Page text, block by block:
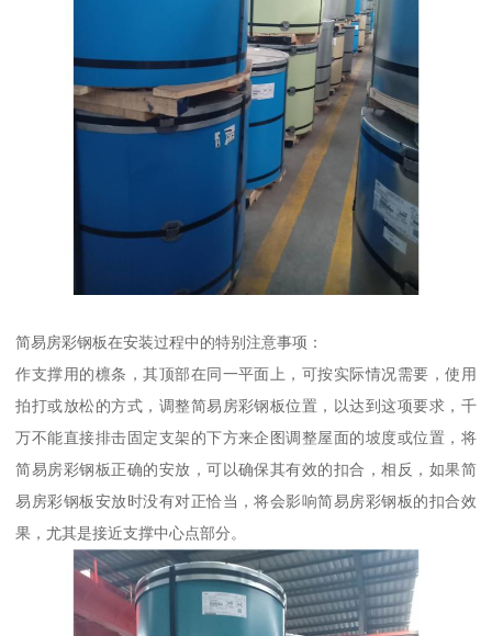
简易房彩钢板在安装过程中的特别注意事项：
作支撑用的檩条，其顶部在同一平面上，可按实际情况需要，使用
拍打或放松的方式，调整简易房彩钢板位置，以达到这项要求，千
万不能直接排击固定支架的下方来企图调整屋面的坡度或位置，将
简易房彩钢板正确的安放，可以确保其有效的扣合，相反，如果简
易房彩钢板安放时没有对正恰当，将会影响简易房彩钢板的扣合效
果，尤其是接近支撑中心点部分。